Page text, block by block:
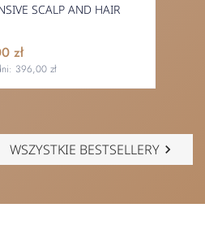
SCALP AND HAIR
zł
396,00 zł
WSZYSTKIE BESTSELLERY 